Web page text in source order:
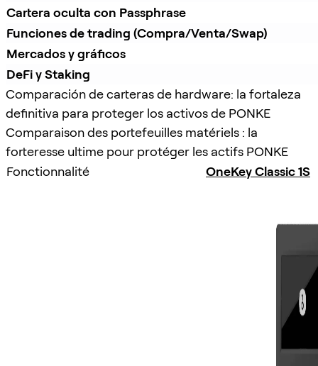
Cartera oculta con Passphrase
Funciones de trading (Compra/Venta/Swap)
Mercados y gráficos
DeFi y Staking
Comparación de carteras de hardware: la fortaleza
definitiva para proteger los activos de PONKE
Comparaison des portefeuilles matériels : la
forteresse ultime pour protéger les actifs PONKE
Fonctionnalité
OneKey Classic 1S